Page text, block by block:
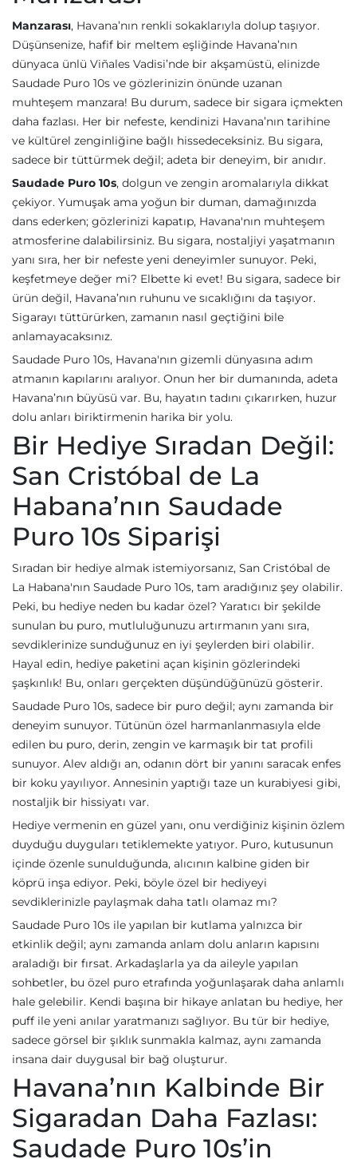
Manzarası, Havana’nın renkli sokaklarıyla dolup taşıyor.
Düşünsenize, hafif bir meltem eşliğinde Havana’nın
dünyaca ünlü Viñales Vadisi’nde bir akşamüstü, elinizde
Saudade Puro 10s ve gözlerinizin önünde uzanan
muhteşem manzara! Bu durum, sadece bir sigara içmekten
daha fazlası. Her bir nefeste, kendinizi Havana’nın tarihine
ve kültürel zenginliğine bağlı hissedeceksiniz. Bu sigara,
sadece bir tüttürmek değil; adeta bir deneyim, bir anıdır.
Saudade Puro 10s, dolgun ve zengin aromalarıyla dikkat
çekiyor. Yumuşak ama yoğun bir duman, damağınızda
dans ederken; gözlerinizi kapatıp, Havana'nın muhteşem
atmosferine dalabilirsiniz. Bu sigara, nostaljiyi yaşatmanın
yanı sıra, her bir nefeste yeni deneyimler sunuyor. Peki,
keşfetmeye değer mi? Elbette ki evet! Bu sigara, sadece bir
ürün değil, Havana’nın ruhunu ve sıcaklığını da taşıyor.
Sigarayı tüttürürken, zamanın nasıl geçtiğini bile
anlamayacaksınız.
Saudade Puro 10s, Havana'nın gizemli dünyasına adım
atmanın kapılarını aralıyor. Onun her bir dumanında, adeta
Havana’nın büyüsü var. Bu, hayatın tadını çıkarırken, huzur
dolu anları biriktirmenin harika bir yolu.
Bir Hediye Sıradan Değil:
San Cristóbal de La
Habana’nın Saudade
Puro 10s Siparişi
Sıradan bir hediye almak istemiyorsanız, San Cristóbal de
La Habana'nın Saudade Puro 10s, tam aradığınız şey olabilir.
Peki, bu hediye neden bu kadar özel? Yaratıcı bir şekilde
sunulan bu puro, mutluluğunuzu artırmanın yanı sıra,
sevdiklerinize sunduğunuz en iyi şeylerden biri olabilir.
Hayal edin, hediye paketini açan kişinin gözlerindeki
şaşkınlık! Bu, onları gerçekten düşündüğünüzü gösterir.
Saudade Puro 10s, sadece bir puro değil; aynı zamanda bir
deneyim sunuyor. Tütünün özel harmanlanmasıyla elde
edilen bu puro, derin, zengin ve karmaşık bir tat profili
sunuyor. Alev aldığı an, odanın dört bir yanını saracak enfes
bir koku yayılıyor. Annesinin yaptığı taze un kurabiyesi gibi,
nostaljik bir hissiyatı var.
Hediye vermenin en güzel yanı, onu verdiğiniz kişinin özlem
duyduğu duyguları tetiklemekte yatıyor. Puro, kutusunun
içinde özenle sunulduğunda, alıcının kalbine giden bir
köprü inşa ediyor. Peki, böyle özel bir hediyeyi
sevdiklerinizle paylaşmak daha tatlı olamaz mı?
Saudade Puro 10s ile yapılan bir kutlama yalnızca bir
etkinlik değil; aynı zamanda anlam dolu anların kapısını
araladığı bir fırsat. Arkadaşlarla ya da aileyle yapılan
sohbetler, bu özel puro etrafında yoğunlaşarak daha anlamlı
hale gelebilir. Kendi başına bir hikaye anlatan bu hediye, her
puff ile yeni anılar yaratmanızı sağlıyor. Bu tür bir hediye,
sadece görsel bir şıklık sunmakla kalmaz, aynı zamanda
insana dair duygusal bir bağ oluşturur.
Havana’nın Kalbinde Bir
Sigaradan Daha Fazlası:
Saudade Puro 10s’in